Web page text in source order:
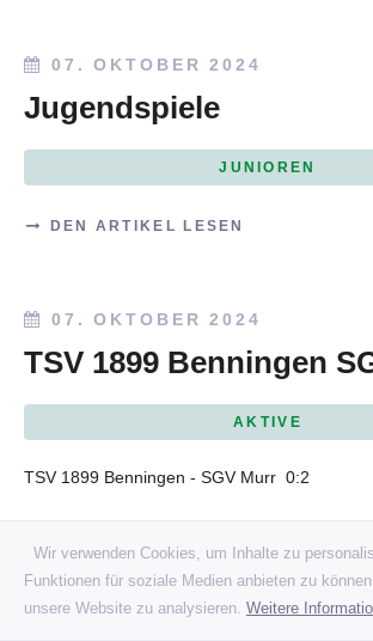
Wir verwenden Cookies, um Inhalte zu
Funktionen für soziale Medien anbieten zu
unsere Website zu analysieren. Weitere
07. OKTOBER 2024
Jugendspiele
JUNIOREN
DEN ARTIKEL LESEN
07. OKTOBER 2024
TSV 1899 Benningen
AKTIVE
TSV 1899 Benningen - SGV Murr 0:2
DEN ARTIKEL LESEN